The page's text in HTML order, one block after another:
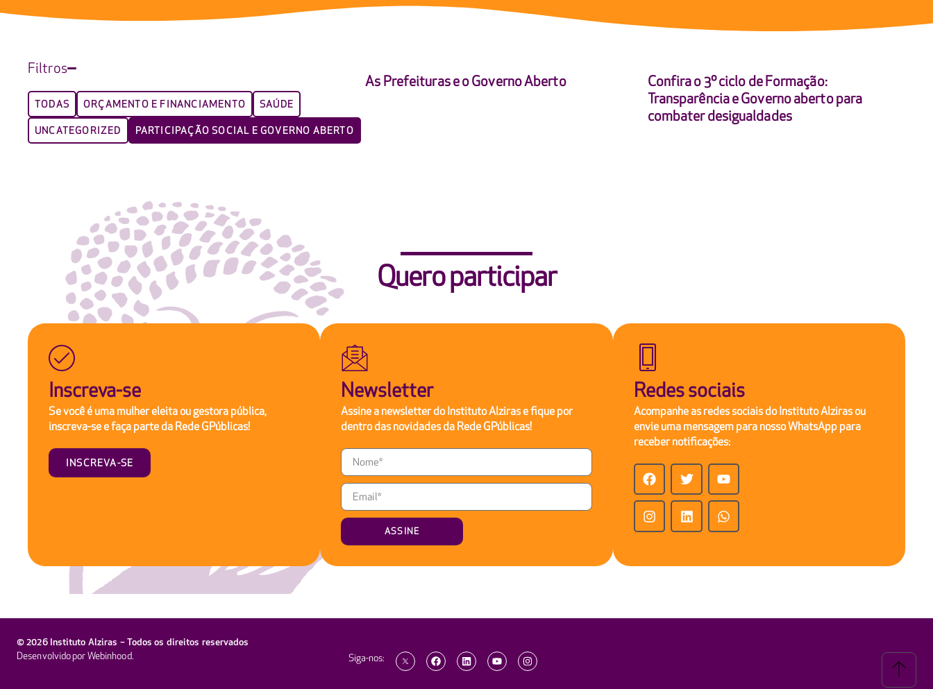
Filtros
ORÇAMENTO E FINANCIAMENTO SAÚDE
UNCATEGORIZED PARTICIPAÇÃO SOCIAL E GOVERNO ABERTO
TODAS
As Prefeituras e o Governo Aberto
Confira o 3º ciclo de Formação:
Transparência e Governo aberto para
combater desigualdades
Quero participar
Inscreva-se
Se você é uma mulher eleita ou gestora pública,
inscreva-se e faça parte da Rede GPúblicas!
INSCREVA-SE
Newsletter
Assine a newsletter do Instituto Alziras e fique por
dentro das novidades da Rede GPúblicas!
ASSINE
Redes sociais
Acompanhe as redes sociais do Instituto Alziras ou
envie uma mensagem para nosso WhatsApp para
receber notificações:
© 2026 Instituto Alziras – Todos os direitos reservados
Desenvolvido porWebinhood. Siga-nos: